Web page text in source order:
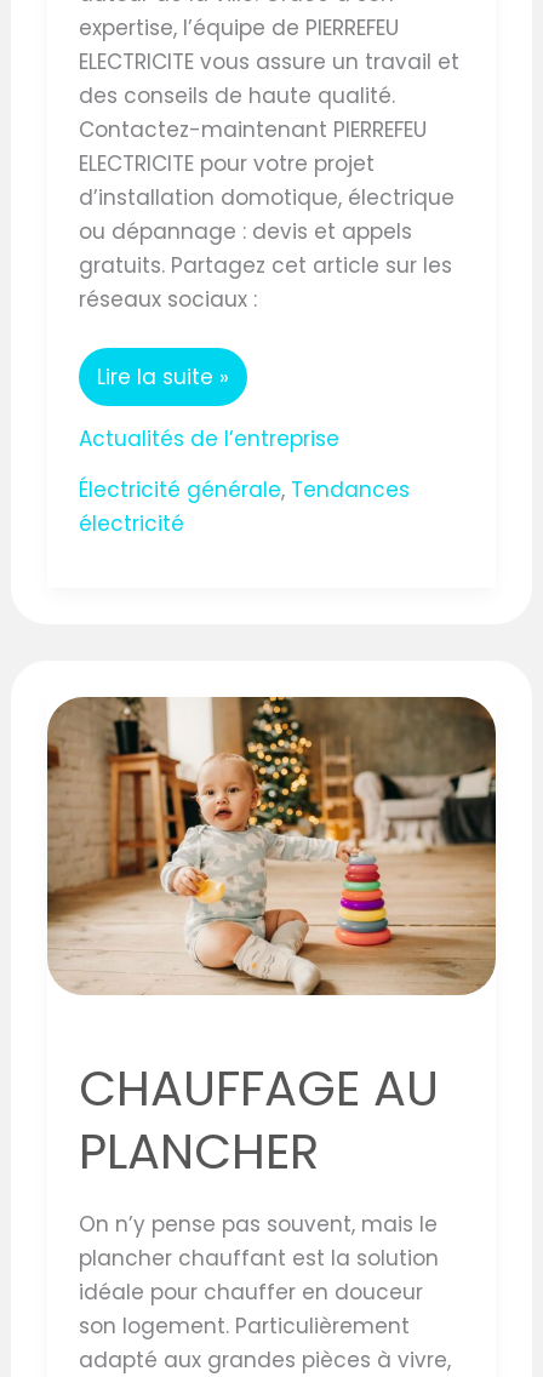
expertise, l’équipe de PIERREFEU
ELECTRICITE vous assure un travail et
des conseils de haute qualité.
Contactez-maintenant PIERREFEU
ELECTRICITE pour votre projet
d’installation domotique, électrique
ou dépannage : devis et appels
gratuits. Partagez cet article sur les
réseaux sociaux :
Lire la suite »
Actualités de l’entreprise
Électricité générale, Tendances
électricité
CHAUFFAGE AU
PLANCHER
On n’y pense pas souvent, mais le
plancher chauffant est la solution
idéale pour chauffer en douceur
son logement. Particulièrement
adapté aux grandes pièces à vivre,
AU
PLANCHER